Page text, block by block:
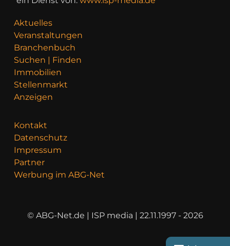
Aktuelles
Veranstaltungen
Branchenbuch
Suchen | Finden
Immobilien
Stellenmarkt
Anzeigen
Kontakt
Datenschutz
Impressum
Partner
Werbung im ABG-Net
© ABG-Net.de | ISP media | 22.11.1997 - 2026